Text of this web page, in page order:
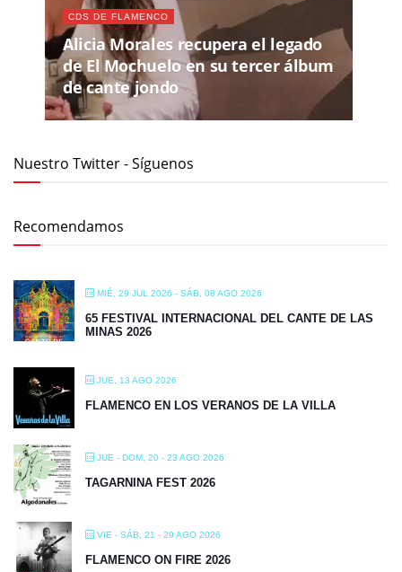
CDS DE FLAMENCO
Alicia Morales recupera el legado
de El Mochuelo en su tercer álbum
de cante jondo
Nuestro Twitter - Síguenos
Recomendamos
MIÉ, 29 JUL 2026 - SÁB, 08 AGO 2026
65 FESTIVAL INTERNACIONAL DEL CANTE DE LAS
MINAS 2026
JUE, 13 AGO 2026
FLAMENCO EN LOS VERANOS DE LA VILLA
JUE - DOM, 20 - 23 AGO 2026
TAGARNINA FEST 2026
VIE - SÁB, 21 - 29 AGO 2026
FLAMENCO ON FIRE 2026